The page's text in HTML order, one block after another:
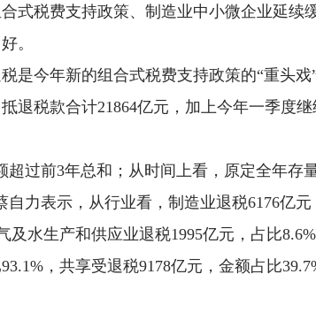
式税费支持政策、制造业中小微企业延
。
是今年新的组合式税费支持政策的“重头
退税款合计21864亿元，加上今年一季度
超过前3年总和；从时间上看，原定全年
自力表示，从行业看，制造业退税6176亿
及水生产和供应业退税1995亿元，占比
，共享受退税9178亿元，金额占比